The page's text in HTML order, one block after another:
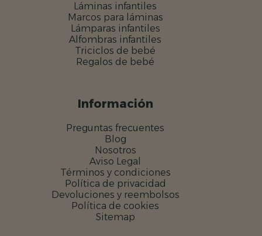
Láminas infantiles
Marcos para láminas
Lámparas infantiles
Alfombras infantiles
Triciclos de bebé
Regalos de bebé
Información
Preguntas frecuentes
Blog
Nosotros
Aviso Legal
Términos y condiciones
Política de privacidad
Devoluciones y reembolsos
Política de cookies
Sitemap